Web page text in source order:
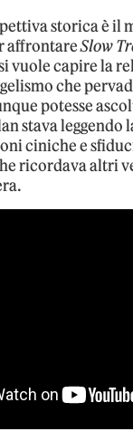
storica è il
affrontareSlow
vuole capire la
che
potesse
stava leggendo
ciniche e
ricordava altri